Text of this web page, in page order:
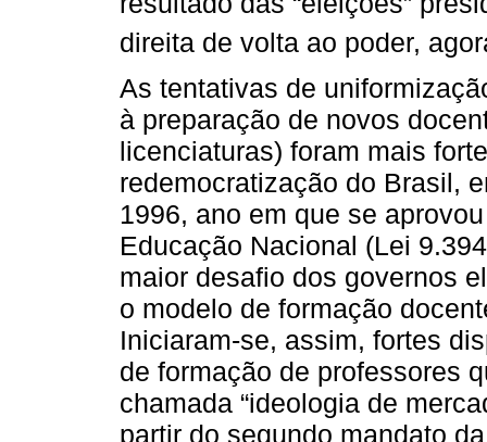
direita de volta ao poder,
As tentativas de
à preparação de novos
licenciaturas) foram mais
redemocratização do Brasil,
1996, ano em que se
Educação Nacional (Lei
maior desafio dos governos
o modelo de formação
Iniciaram-se, assim, fortes
de formação de professores
chamada “ideologia de
partir do segundo mandato